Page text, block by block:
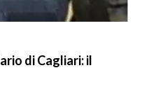
di Cagliari: il